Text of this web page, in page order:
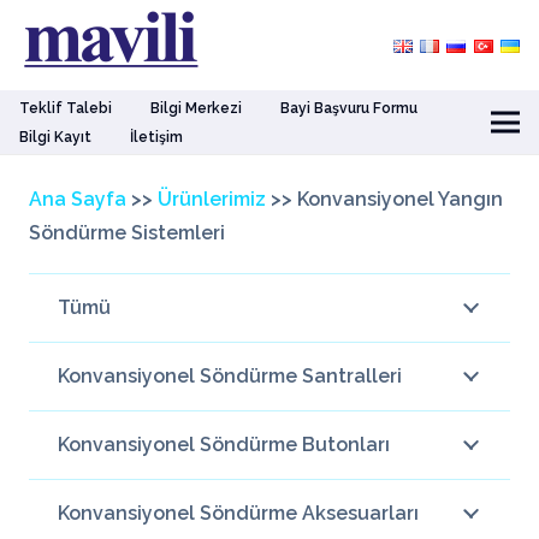
Teklif Talebi Bilgi Merkezi
Bayi Başvuru Formu
Bilgi Kayıt
İletişim
Ana Sayfa >> Ürünlerimiz >> Konvansiyonel Yangın
Söndürme Sistemleri
Tümü
Konvansiyonel Söndürme Santralleri
Konvansiyonel Söndürme Butonları
Konvansiyonel Söndürme Aksesuarları